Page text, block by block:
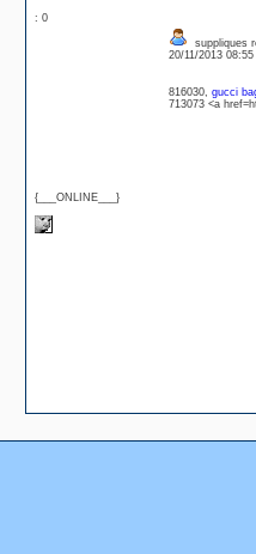
: 0
{___ONLINE___}
suppliques
20/11/2013
816030, gucci
713073 <a